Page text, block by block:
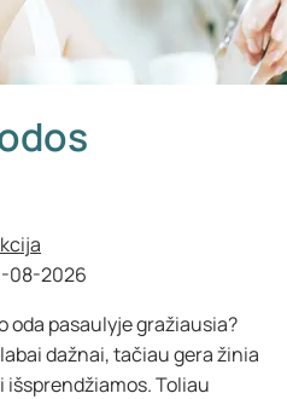
08-2026
oda pasaulyje gražiausia?
dažnai, tačiau gera žinia
išsprendžiamos. Toliau